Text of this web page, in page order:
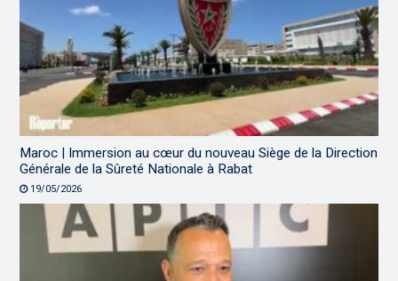
Maroc | Immersion au cœur du nouveau Siège de la Direction
Générale de la Sûreté Nationale à Rabat
19/05/2026